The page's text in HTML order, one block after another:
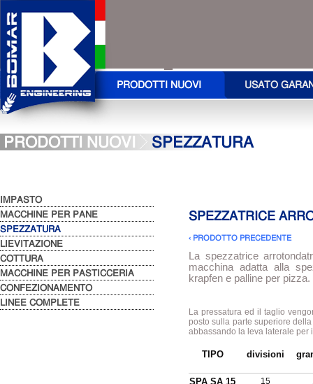
PRODOTTI NUOVI USATO
PRODOTTI NUOVI SPEZZATURA
IMPASTO
MACCHINE PER PANE
SPEZZATURA
LIEVITAZIONE
COTTURA
MACCHINE PER PASTICCERIA
CONFEZIONAMENTO
LINEE COMPLETE
SPEZZATRICE
‹ PRODOTTO PRECEDENTE
La spezzatrice
macchina adatta alla
krapfen e palline per pizza.
La pressatura ed il taglio
posto sulla parte superiore
abbassando la leva laterale per
TIPO divisioni
SPA SA 15 15